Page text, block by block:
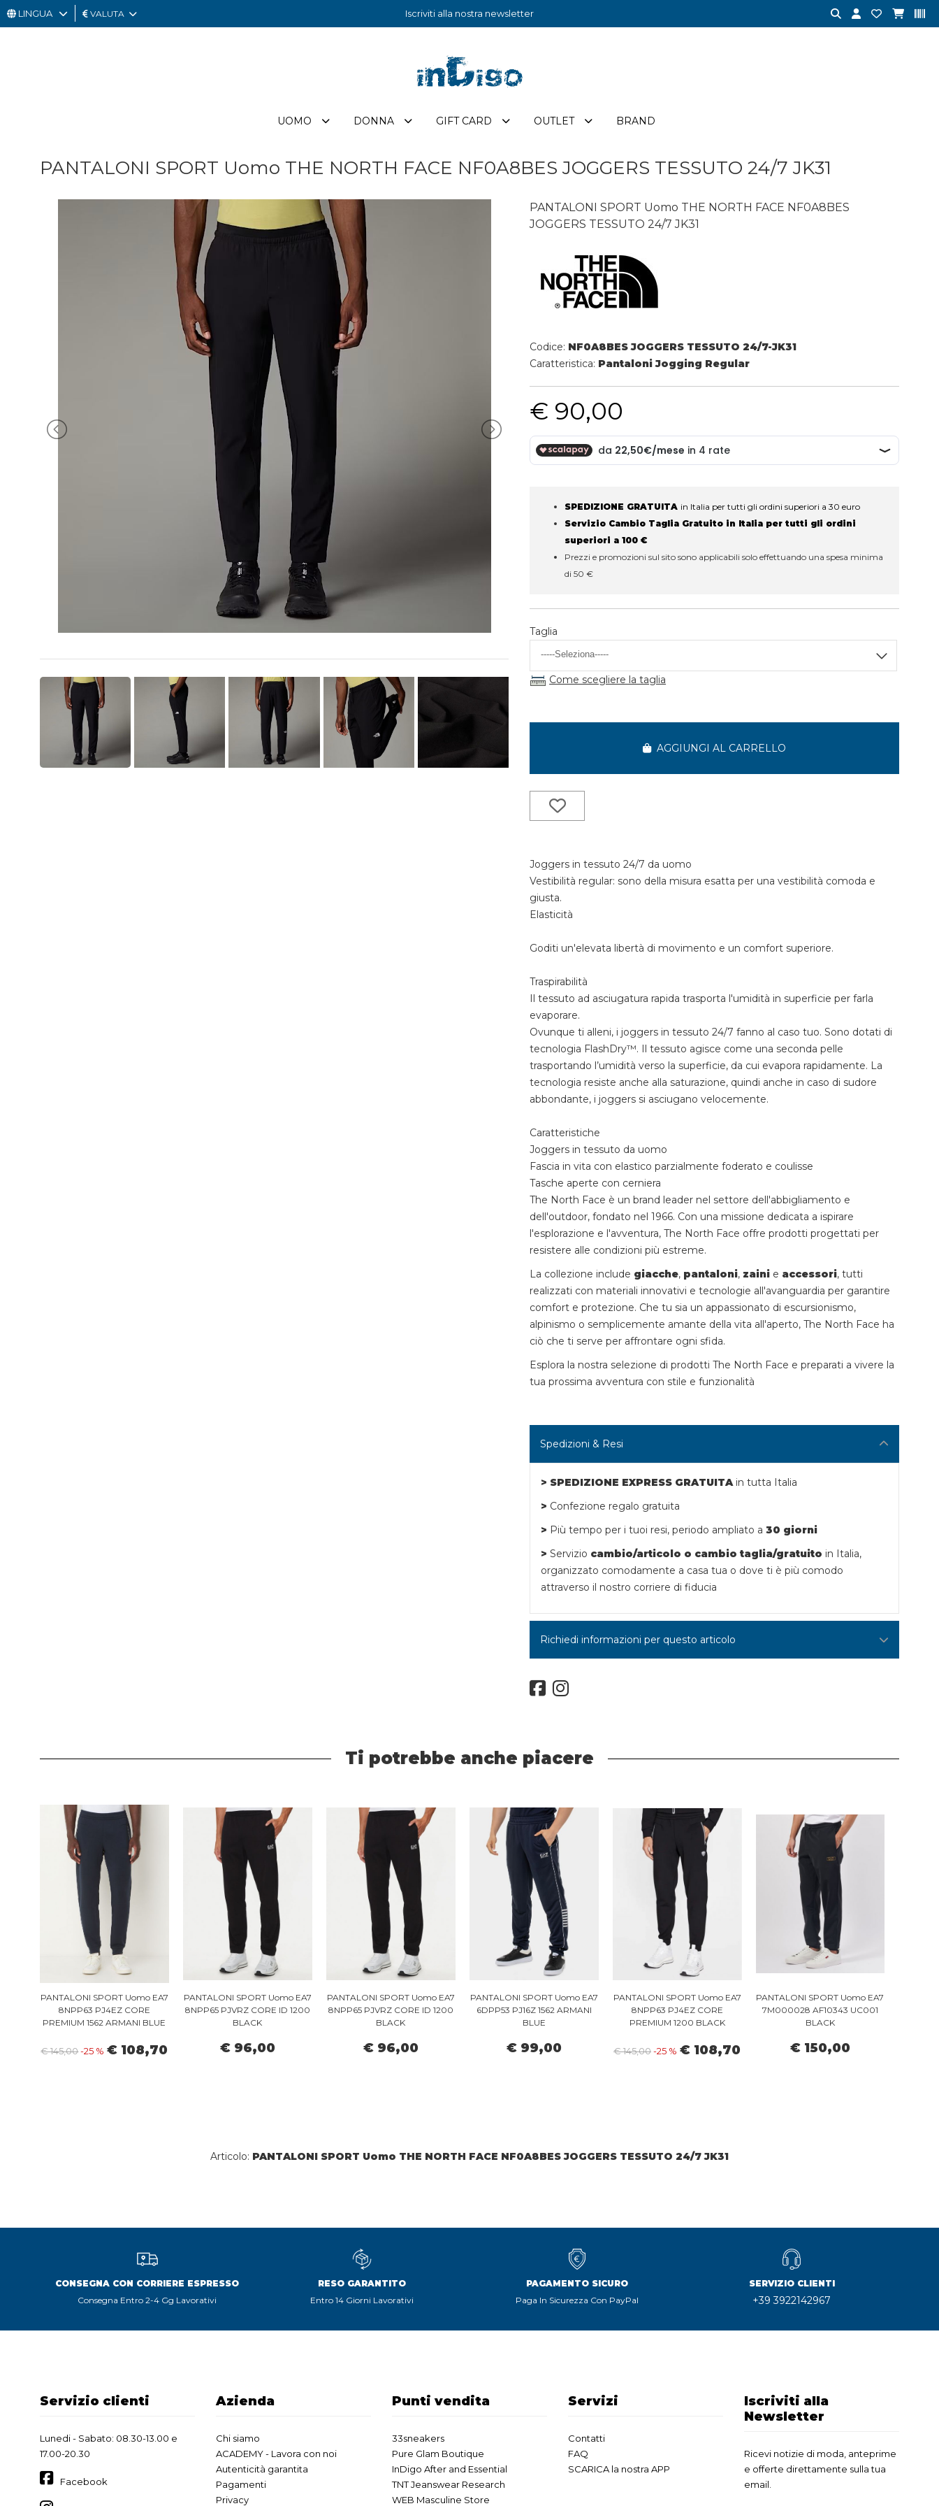
LINGUA VALUTA Iscriviti alla nostra newsletter
UOMO DONNA GIFT CARD OUTLET BRAND
PANTALONI SPORT Uomo THE NORTH FACE NF0A8BES JOGGERS TESSUTO 24/7 JK31
PANTALONI SPORT Uomo THE NORTH FACE NF0A8BES
JOGGERS TESSUTO 24/7 JK31
Codice: NF0A8BES JOGGERS TESSUTO 24/7-JK31
Caratteristica: Pantaloni Jogging Regular
€ 90,00
SPEDIZIONE GRATUITA in Italia per tutti gli ordini superiori a 30 euro
Servizio Cambio Taglia Gratuito in Italia per tutti gli ordini
superiori a 100 €
Prezzi e promozioni sul sito sono applicabili solo effettuando una spesa minima
di 50 €
Taglia
Come scegliere la taglia
AGGIUNGI AL CARRELLO
Joggers in tessuto 24/7 da uomo
Vestibilità regular: sono della misura esatta per una vestibilità comoda e
giusta.
Elasticità
Goditi un'elevata libertà di movimento e un comfort superiore.
Traspirabilità
Il tessuto ad asciugatura rapida trasporta l'umidità in superficie per farla
evaporare.
Ovunque ti alleni, i joggers in tessuto 24/7 fanno al caso tuo. Sono dotati di
tecnologia FlashDry™. Il tessuto agisce come una seconda pelle
trasportando l’umidità verso la superficie, da cui evapora rapidamente. La
tecnologia resiste anche alla saturazione, quindi anche in caso di sudore
abbondante, i joggers si asciugano velocemente.
Caratteristiche
Joggers in tessuto da uomo
Fascia in vita con elastico parzialmente foderato e coulisse
Tasche aperte con cerniera
The North Face è un brand leader nel settore dell'abbigliamento e
dell'outdoor, fondato nel 1966. Con una missione dedicata a ispirare
l'esplorazione e l'avventura, The North Face offre prodotti progettati per
resistere alle condizioni più estreme.
La collezione include giacche, pantaloni, zaini e accessori, tutti
realizzati con materiali innovativi e tecnologie all'avanguardia per garantire
comfort e protezione. Che tu sia un appassionato di escursionismo,
alpinismo o semplicemente amante della vita all'aperto, The North Face ha
ciò che ti serve per affrontare ogni sfida.
Esplora la nostra selezione di prodotti The North Face e preparati a vivere la
tua prossima avventura con stile e funzionalità
Spedizioni & Resi
> SPEDIZIONE EXPRESS GRATUITAin tutta Italia
> Confezione regalo gratuita
> Più tempo per i tuoi resi, periodo ampliato a30 giorni
>Servizio cambio/articolo o cambio taglia/gratuito in Italia,
organizzato comodamente a casa tua o dove ti è più comodo
attraverso il nostro corriere di fiducia
Richiedi informazioni per questo articolo
Ti potrebbe anche piacere
PANTALONI SPORT Uomo EA7
8NPP63 PJ4EZ CORE
PREMIUM 1562 ARMANI BLUE
€ 145,00-25 % € 108,70
PANTALONI SPORT Uomo EA7
8NPP65 PJVRZ CORE ID 1200
BLACK
€ 96,00
PANTALONI SPORT Uomo EA7
8NPP65 PJVRZ CORE ID 1200
BLACK
€ 96,00
PANTALONI SPORT Uomo EA7
6DPP53 PJ16Z 1562 ARMANI
BLUE
€ 99,00
PANTALONI SPORT Uomo EA7
8NPP63 PJ4EZ CORE
PREMIUM 1200 BLACK
€ 145,00-25 % € 108,70
PANTALONI SPORT Uomo EA7
7M000028 AF10343 UC001
BLACK
€ 150,00
Articolo: PANTALONI SPORT Uomo THE NORTH FACE NF0A8BES JOGGERS TESSUTO 24/7 JK31
CONSEGNA CON CORRIERE ESPRESSO
Consegna Entro 2-4 Gg Lavorativi
RESO GARANTITO
Entro 14 Giorni Lavorativi
PAGAMENTO SICURO
Paga In Sicurezza Con PayPal
SERVIZIO CLIENTI
+39 3922142967
Servizio clienti
Lunedi - Sabato: 08.30-13.00 e
17.00-20.30
Facebook
Azienda
Chi siamo
ACADEMY - Lavora con noi
Autenticità garantita
Pagamenti
Privacy
Punti vendita
33sneakers
Pure Glam Boutique
InDigo After and Essential
TNT Jeanswear Research
WEB Masculine Store
Servizi
Contatti
FAQ
SCARICA la nostra APP
Iscriviti alla
Newsletter
Ricevi notizie di moda, anteprime
e offerte direttamente sulla tua
email.